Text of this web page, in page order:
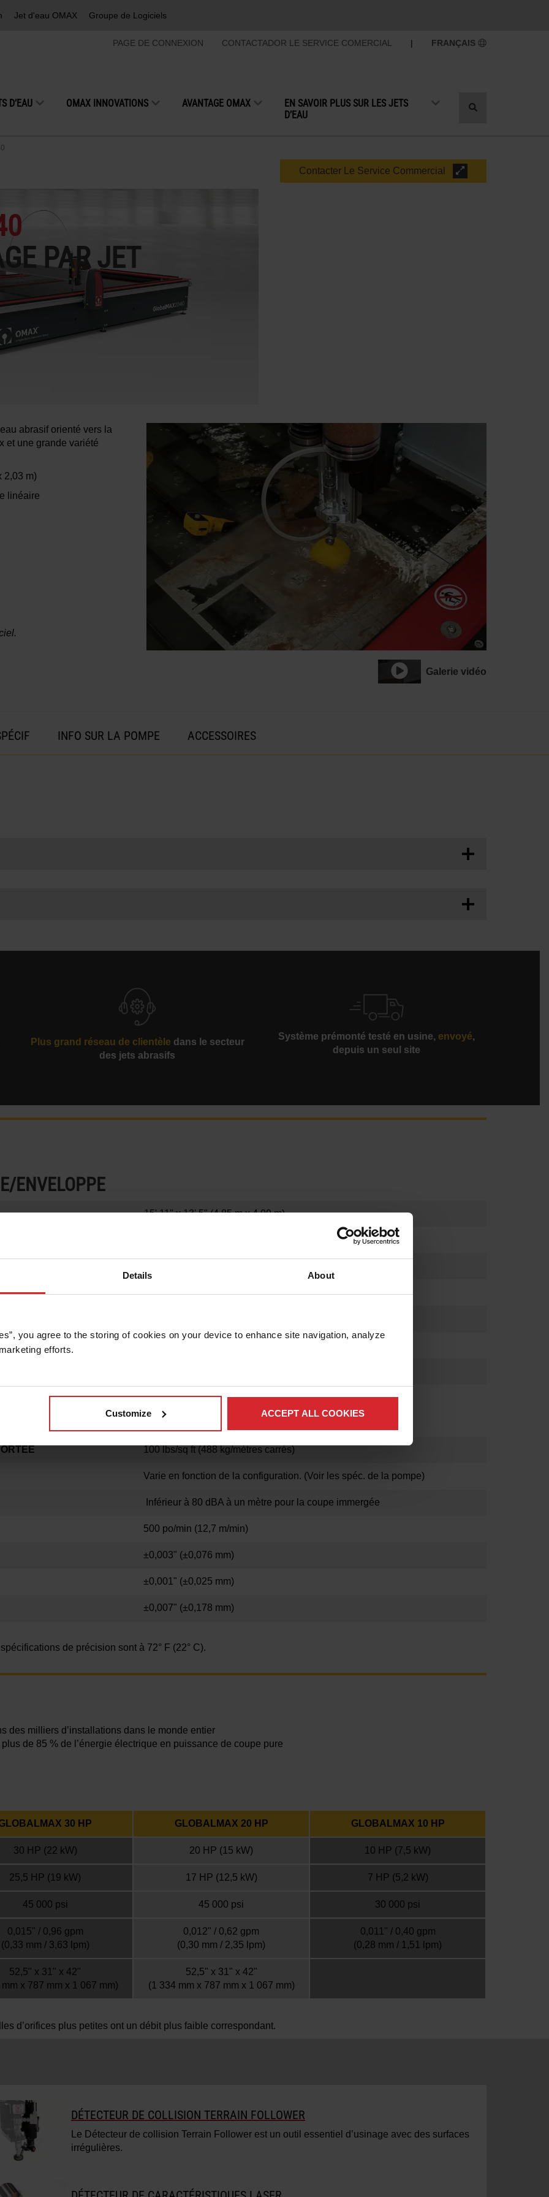
Details About
you agree to the storing of cookies on your device to enhance site navigation, analyze
efforts.
Customize ACCEPT ALL COOKIES
Jet d'eau OMAX Groupe de Logiciels
PAGE DE CONNEXION CONTACTADOR LE SERVICE COMERCIAL | FRANÇAIS
D’EAU OMAX INNOVATIONS AVANTAGE OMAX
EN SAVOIR PLUS SUR LES JETS
D’EAU
Recherche
Contacter Le Service Commercial
PAR JET
abrasif orienté vers la
et une grande variété
2,03 m)
linéaire
Galerie vidéo
INFO SUR LA POMPE ACCESSOIRES
transition en douceur du mouvement rotatif au mouvement linéaire par rapport aux systèmes d’entraînement à
des métaux et des composites au verre et aux plastiques
Plus grand réseau de clientèle dans le secteur
des jets abrasifs
Système prémonté testé en usine, envoyé,
depuis un seul site
ENVELOPPE
15' 11" x 13' 5" (4,85 m x 4,09 m)
FOUET)
5887 lb (2670 kg)
100 lbs/sq ft (488 kg/mètres carrés)
Varie en fonction de la configuration. (Voir les spéc. de la pompe)
Inférieur à 80 dBA à un mètre pour la coupe immergée
500 po/min (12,7 m/min)
±0,003" (±0,076 mm)
±0,001" (±0,025 mm)
±0,007" (±0,178 mm)
de précision sont à 72° F (22° C).
des milliers d’installations dans le monde entier
de 85 % de l’énergie électrique en puissance de coupe pure
30 HP GLOBALMAX 20 HP GLOBALMAX 10 HP
30 HP (22 kW) 20 HP (15 kW) 10 HP (7,5 kW)
25,5 HP (19 kW) 17 HP (12,5 kW) 7 HP (5,2 kW)
45 000 psi 45 000 psi 30 000 psi
0,015" / 0,96 gpm
(0,33 mm / 3,63 lpm)
0,012" / 0,62 gpm
(0,30 mm / 2,35 lpm)
0,011" / 0,40 gpm
(0,28 mm / 1,51 lpm)
52,5" x 31" x 42"
x 787 mm x 1 067 mm)
52,5" x 31" x 42"
(1 334 mm x 787 mm x 1 067 mm)
d’orifices plus petites ont un débit plus faible correspondant.
DÉTECTEUR DE COLLISION TERRAIN FOLLOWER
Le Détecteur de collision Terrain Follower est un outil essentiel d’usinage avec des surfaces
irrégulières.